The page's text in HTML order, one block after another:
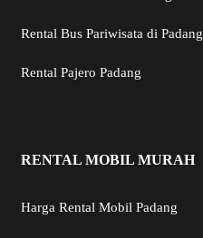
Rental Bus Pariwisata di Padang
Rental Pajero Padang
RENTAL MOBIL MURAH
Harga Rental Mobil Padang